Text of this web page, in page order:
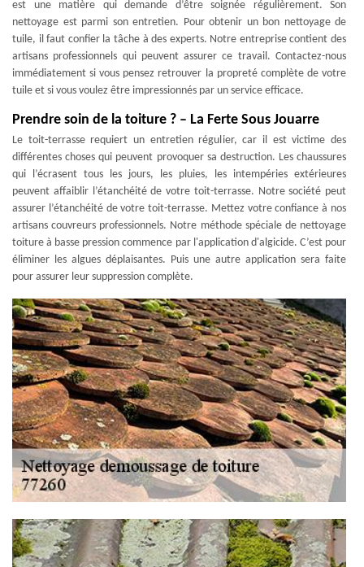
est une matière qui demande d’être soignée régulièrement. Son
nettoyage est parmi son entretien. Pour obtenir un bon nettoyage de
tuile, il faut confier la tâche à des experts. Notre entreprise contient des
artisans professionnels qui peuvent assurer ce travail. Contactez-nous
immédiatement si vous pensez retrouver la propreté complète de votre
tuile et si vous voulez être impressionnés par un service efficace.
Prendre soin de la toiture ? – La Ferte Sous Jouarre
Le toit-terrasse requiert un entretien régulier, car il est victime des
différentes choses qui peuvent provoquer sa destruction. Les chaussures
qui l’écrasent tous les jours, les pluies, les intempéries extérieures
peuvent affaiblir l’étanchéité de votre toit-terrasse. Notre société peut
assurer l’étanchéité de votre toit-terrasse. Mettez votre confiance à nos
artisans couvreurs professionnels. Notre méthode spéciale de nettoyage
toiture à basse pression commence par l'application d'algicide. C’est pour
éliminer les algues déplaisantes. Puis une autre application sera faite
pour assurer leur suppression complète.